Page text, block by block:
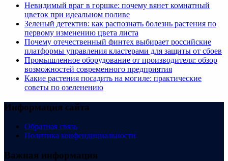
Невидимый враг в горшке: почему вянет комнатный
цветок при идеальном поливе
Зеленый детектив: как распознать болезнь растения по
первому изменению цвета листа
Почему отечественный финтех выбирает российские
платформы управления кластерами для защиты от сбоев
Промышленное оборудование от производителя: обзор
возможностей современного предприятия
Какие растения посадить на могиле: практические
советы по озеленению
Информация сайта
Обратная связь
Политика конфендициальности
Важная информация